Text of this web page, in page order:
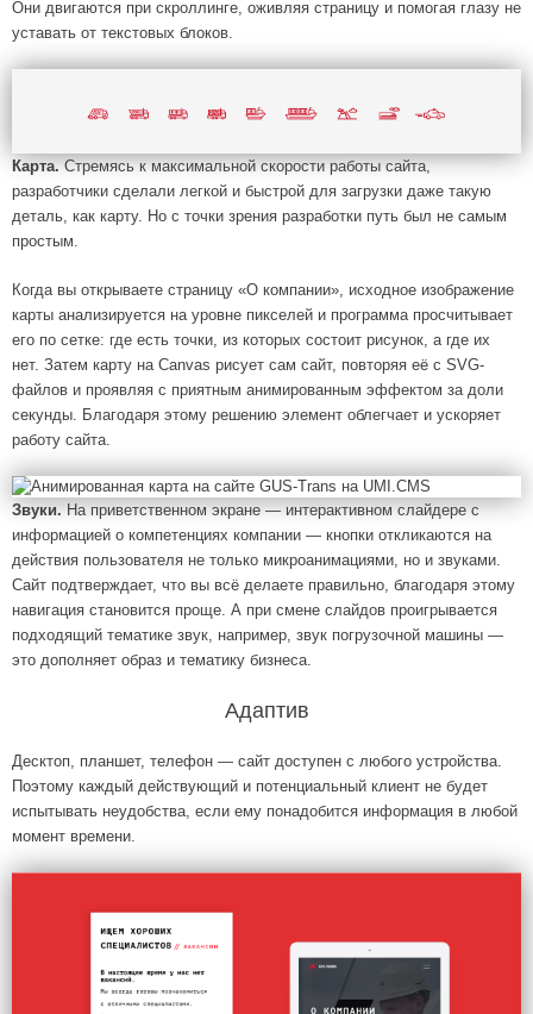
Они двигаются при скроллинге, оживляя страницу и помогая глазу не
уставать от текстовых блоков.
Карта.Стремясь к максимальной скорости работы сайта,
разработчики сделали легкой и быстрой для загрузки даже такую
деталь, как карту. Но с точки зрения разработки путь был не самым
простым.
Когда вы открываете страницу «О компании», исходное изображение
карты анализируется на уровне пикселей и программа просчитывает
его по сетке: где есть точки, из которых состоит рисунок, а где их
нет. Затем карту на Canvas рисует сам сайт, повторяя её с SVG-
файлов и проявляя с приятным анимированным эффектом за доли
секунды. Благодаря этому решению элемент облегчает и ускоряет
работу сайта.
Звуки. На приветственном экране — интерактивном слайдере с
информацией о компетенциях компании — кнопки откликаются на
действия пользователя не только микроанимациями, но и звуками.
Сайт подтверждает, что вы всё делаете правильно, благодаря этому
навигация становится проще. А при смене слайдов проигрывается
подходящий тематике звук, например, звук погрузочной машины —
это дополняет образ и тематику бизнеса.
Адаптив
Десктоп, планшет, телефон — сайт доступен с любого устройства.
Поэтому каждый действующий и потенциальный клиент не будет
испытывать неудобства, если ему понадобится информация в любой
момент времени.